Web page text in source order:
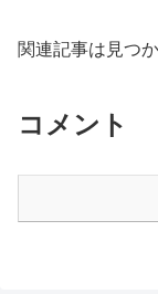
関連記事は見つ
コメント